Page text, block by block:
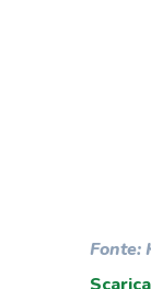
Fonte: